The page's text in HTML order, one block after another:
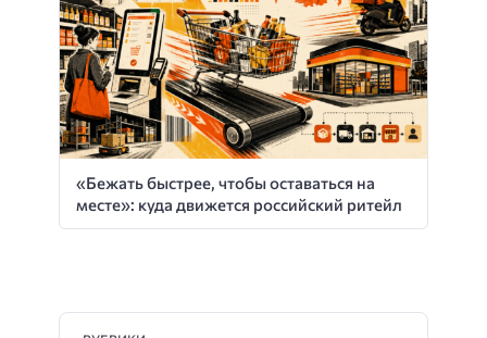
«Бежать быстрее, чтобы оставаться на
месте»: куда движется российский ритейл